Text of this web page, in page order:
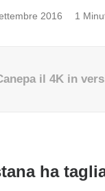
2016 1
il 4K in
ha